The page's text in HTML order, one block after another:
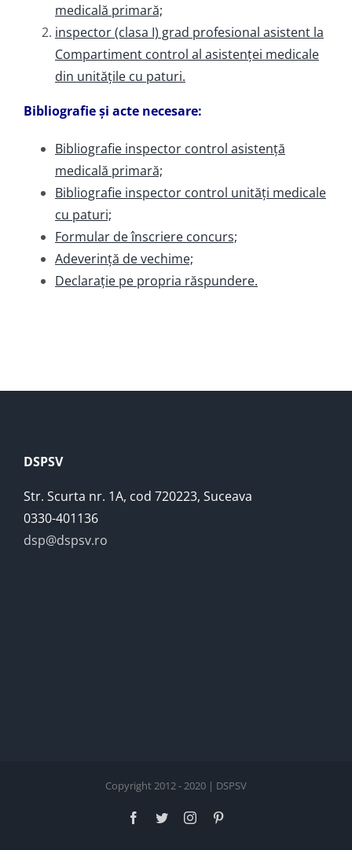
medicală primară;
inspector (clasa I) grad profesional asistent la
Compartiment control al asistenței medicale
din unitățile cu paturi.
Bibliografie și acte necesare:
Bibliografie inspector control asistență
medicală primară;
Bibliografie inspector control unități medicale
cu paturi;
Formular de înscriere concurs;
Adeverință de vechime;
Declarație pe propria răspundere.
DSPSV
Str. Scurta nr. 1A, cod 720223, Suceava
0330-401136
dsp@dspsv.ro
Copyright 2012 - 2020 | DSPSV
Facebook
TwitterInstagram